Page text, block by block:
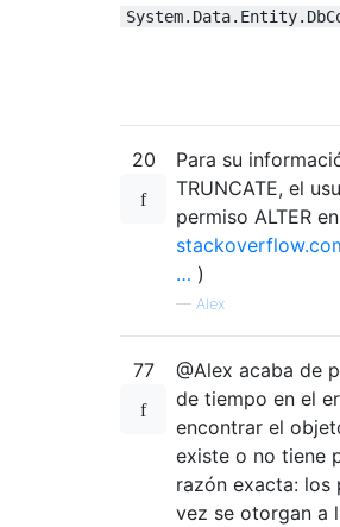
20
Para su
TRUNCATE, el
permiso ALTER
… )
— Alex
77
@Alex acaba de
de tiempo en el
encontrar el
existe o no tiene
razón exacta: los
vez se otorgan a